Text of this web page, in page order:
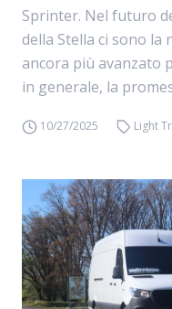
Sprinter. Nel futuro
della Stella ci sono
ancora più avanzato
in generale, la
10/27/2025 Light